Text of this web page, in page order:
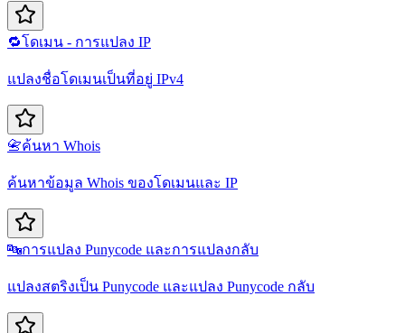
🔁โดเมน - การแปลง IP
แปลงชื่อโดเมนเป็นที่อยู่ IPv4
📇ค้นหา Whois
ค้นหาข้อมูล Whois ของโดเมนและ IP
🔤การแปลง Punycode และการแปลงกลับ
แปลงสตริงเป็น Punycode และแปลง Punycode กลับ